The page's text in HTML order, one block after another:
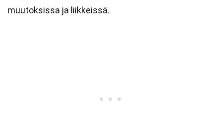
muutoksissa ja liikkeissä.